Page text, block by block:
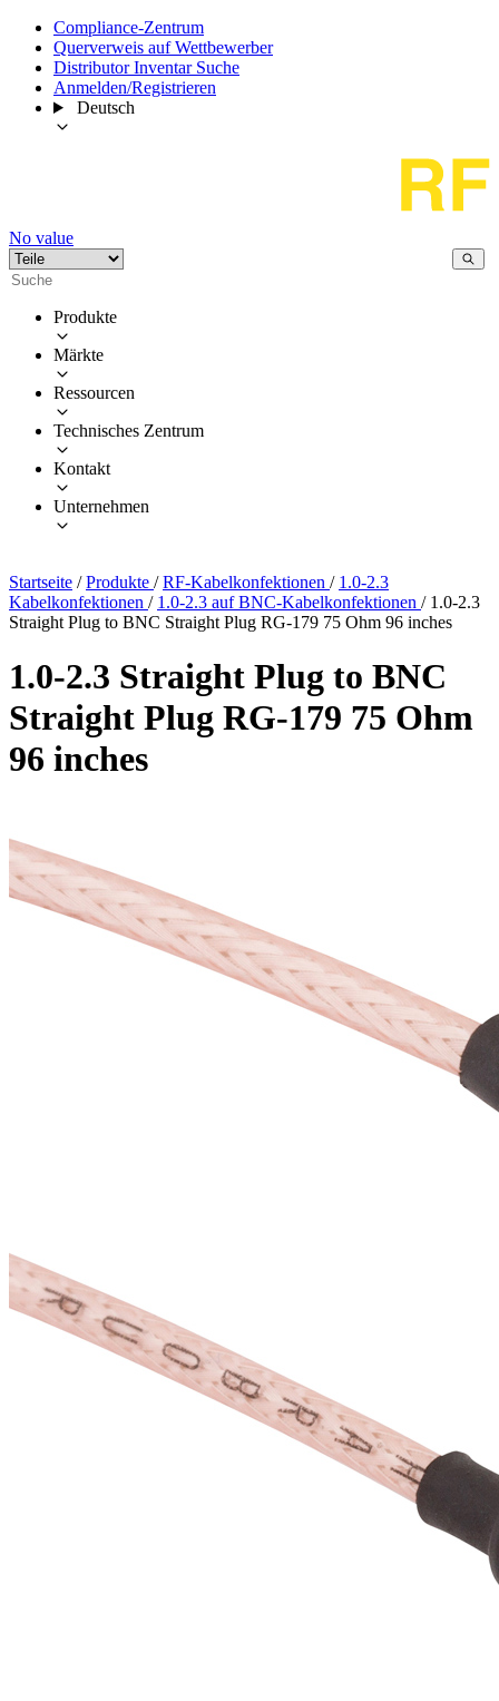
Compliance-Zentrum
Querverweis auf Wettbewerber
Distributor Inventar Suche
Anmelden/Registrieren
Deutsch
No value
Produkte
Märkte
Ressourcen
Technisches Zentrum
Kontakt
Unternehmen
Startseite / Produkte / RF-Kabelkonfektionen / 1.0-2.3
Kabelkonfektionen / 1.0-2.3 auf BNC-Kabelkonfektionen / 1.0-2.3
Straight Plug to BNC Straight Plug RG-179 75 Ohm 96 inches
1.0-2.3 Straight Plug to BNC
Straight Plug RG-179 75 Ohm
96 inches